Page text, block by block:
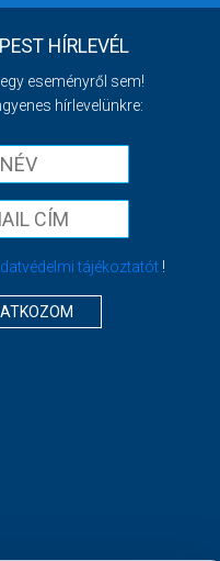
HÍRLEVÉL
eseményről sem!
hírlevelünkre:
tájékoztatót !